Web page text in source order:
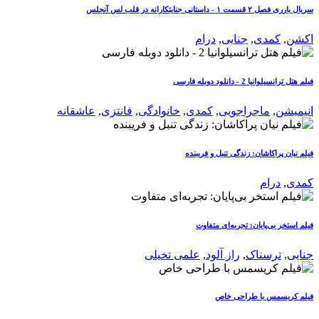
سریال بارری فصل ۲ قسمت ۱ - داستانی جنایتکارانه در قلب لس آنجلس
اکشن, کمدی, جنایی, درام
فیلم هتل ترانسیلوانیا 2 - دانلود دوبله فارسی
انیمیشن, ماجراجویی, کمدی, خانوادگی, فانتزی, عاشقانه
فیلم نیان پراکاشان: زندگی تنبل و فریبنده
کمدی, درام
فیلم استخر بی‌پایان: تجربه‌ای متفاوت
جنایی, ترسناک, راز آلود, علمی تخیلی
فیلم کریسمس با طراحی خاص